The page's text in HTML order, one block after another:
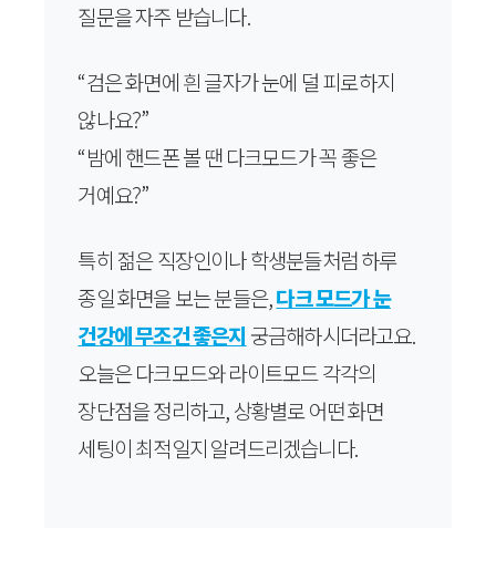
질문을 자주 받습니다.
“검은 화면에 흰 글자가 눈에 덜 피로하지
않나요?”
“밤에 핸드폰 볼 땐 다크모드가 꼭 좋은
거예요?”
특히 젊은 직장인이나 학생분들처럼 하루
종일 화면을 보는 분들은,다크 모드가 눈
건강에 무조건 좋은지 궁금해하시더라고요.
오늘은 다크모드와 라이트모드 각각의
장단점을 정리하고, 상황별로 어떤 화면
세팅이 최적일지 알려드리겠습니다.